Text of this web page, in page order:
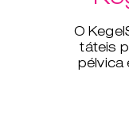
O
táteis
pélvica